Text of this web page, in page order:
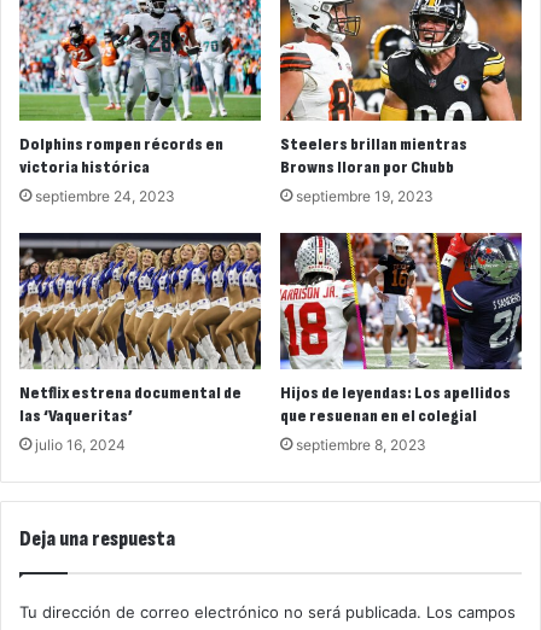
Dolphins rompen récords en
victoria histórica
septiembre 24, 2023
Steelers brillan mientras
Browns lloran por Chubb
septiembre 19, 2023
Netflix estrena documental de
las ‘Vaqueritas’
julio 16, 2024
Hijos de leyendas: Los apellidos
que resuenan en el colegial
septiembre 8, 2023
Deja una respuesta
Tu dirección de correo electrónico no será publicada. Los campos